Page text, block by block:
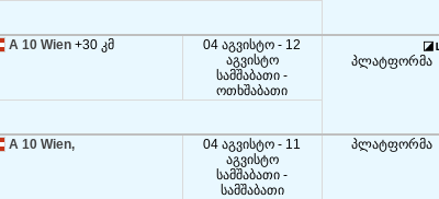
A 10 Wien +30 კმ
04 აგვისტო - 12
აგვისტო
სამშაბათი -
ოთხშაბათი
პლატფორმა
A 10 Wien,
04 აგვისტო - 11
აგვისტო
სამშაბათი -
სამშაბათი
პლატფორმა